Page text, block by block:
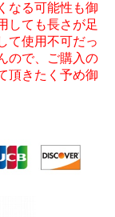
なる可能性も御
しても長さが足
て使用不可だっ
ので、ご購入の
頂きたく予め御